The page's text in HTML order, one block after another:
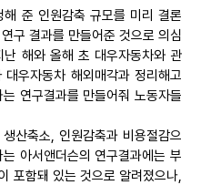
준 인원감축 규모를 미리 결론
구 결과를 만들어준 것으로 의심
해와 올해 초 대우자동차와 관
우자동차 해외매각과 정리해고
연구결과를 만들어줘 노동자들
산축소, 인원감축과 비용절감으
아서앤더슨의 연구결과에는 부
포함돼 있는 것으로 알려졌으나,